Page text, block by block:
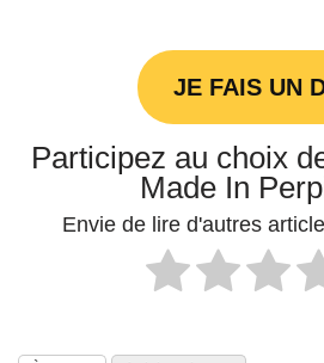
JE FAIS UN
Participez au choix
Made In
Envie de lire d'autres